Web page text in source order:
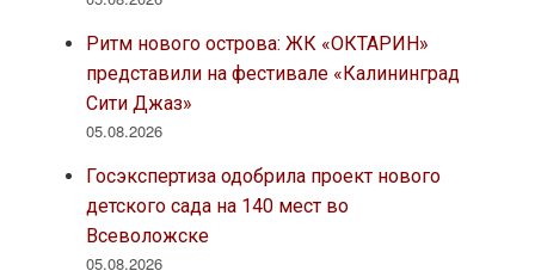
Ритм нового острова: ЖК «ОКТАРИН»
представили на фестивале «Калининград
Сити Джаз»
05.08.2026
Госэкспертиза одобрила проект нового
детского сада на 140 мест во
Всеволожске
05.08.2026